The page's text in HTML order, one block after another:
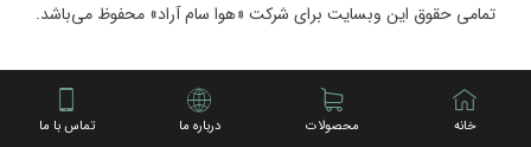
تمامی حقوق این وبسایت برای شرکت «هوا سام آراد» محفوظ می‌باشد.
خانه محصولات درباره ما تماس با ما